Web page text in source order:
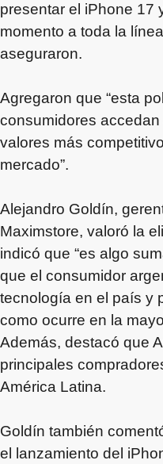
presentar el iPhone 17
momento a toda la
aseguraron.
Agregaron que “esta
consumidores
valores más
mercado”.
Alejandro Goldín,
Maximstore, valoró la
indicó que “es algo
que el consumidor
tecnología en el país y
como ocurre en la
Además, destacó que
principales
América Latina.
Goldín también
el lanzamiento del